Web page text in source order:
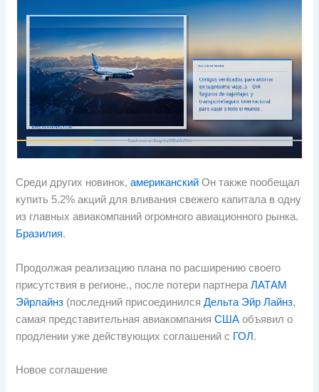
Среди других новинок,американский Он также пообещал
купить 5.2% акций для вливания свежего капитала в одну
из главных авиакомпаний огромного авиационного рынка.
Бразилия.
Продолжая реализацию плана по расширению своего
присутствия в регионе., после потери партнераЛАТАМ
Эйрлайнз (последний присоединилсяДельта Эйр Лайнз,
самая представительная авиакомпанияСША объявил о
продлении уже действующих соглашений с ГОЛ.
Новое соглашение